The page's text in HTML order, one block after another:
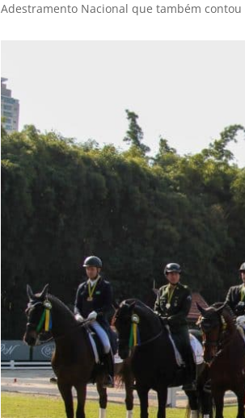
Adestramento Nacional que também